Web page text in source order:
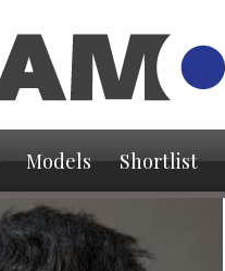
Models Shortlist